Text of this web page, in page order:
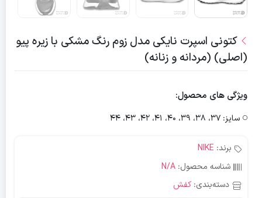
کتونی اسپرت نایکی مدل زوم رنگ مشکی با زیره پیو
(اصلی) (مردانه و زنانه)
ویژگی های محصول:
سایز:37، 38، 39، 40، 41، 42، 43، 44
برند:NIKE
شناسه محصول:N/A
دسته‌بندی:کفش